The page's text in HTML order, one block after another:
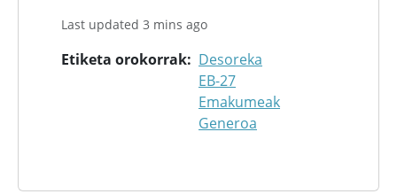
Last updated 3 mins ago
Etiketa orokorrak
Desoreka
EB-27
Emakumeak
Generoa